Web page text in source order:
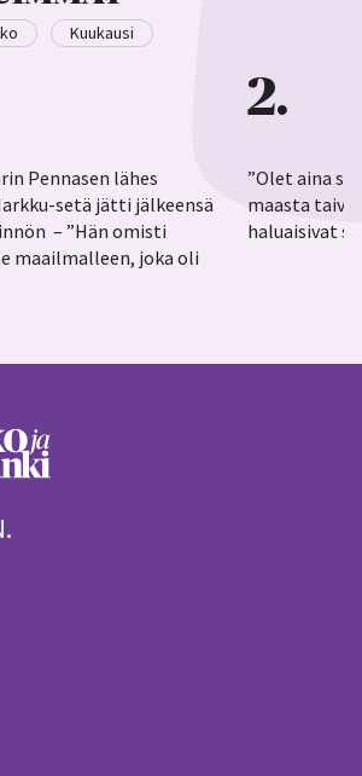
Kuukausi
Pennasen lähes
setä jätti jälkeensä
– ”Hän omisti
maailmalleen, joka oli
2
”Olet aina
maasta
haluaisivat